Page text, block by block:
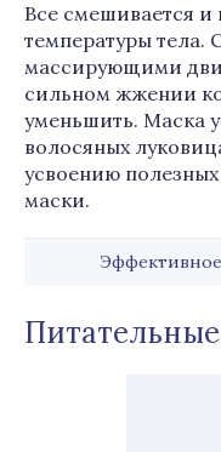
Все смешивается и
температуры тела.
массирующими
сильном жжении
уменьшить. Маска
волосяных
усвоению
маски.